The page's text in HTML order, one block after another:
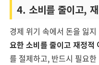
4. 소비를 줄이고,
경제 위기 속에서 돈을 잃
요한 소비를 줄이고 재정적
를 절제하고, 반드시 필요